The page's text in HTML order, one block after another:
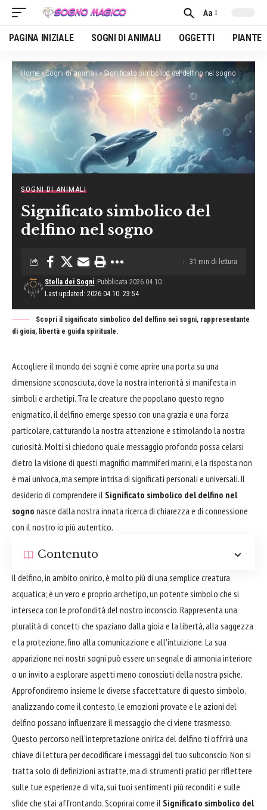
Font
Resizer
Aa
PAGINA INIZIALE SOGNI DI ANIMALI OGGETTI PIANTE
Home»Sogni di animali»Significato simbolico del delfino nel sogno
SOGNI DI ANIMALI
Significato simbolico del
delfino nel sogno
Last updated: 2026.04.10. 23:54
Stella dei Sogni Pubblicata 2026.04.10.
31 min di lettura
Scopri il significato simbolico del delfino nei sogni, rappresentante
di gioia, libertà e guida spirituale.
Accogliere il mondo dei sogni è come aprire una porta su una
dimensione sconosciuta, dove la nostra interiorità si manifesta in
simboli e archetipi. Tra le creature che popolano questo regno
enigmatico, il delfino emerge spesso con una grazia e una forza
particolare, catturando la nostra attenzione e stimolando la nostra
curiosità. Molti si chiedono quale messaggio profondo possa celarsi
dietro la visione di questi magnifici mammiferi marini, e la risposta non
è mai univoca, ma sempre intrisa di significati personali e universali. Il
desiderio di comprendere il Significato simbolico del delfino nel
sogno nasce dalla nostra innata ricerca di chiarezza e di connessione
con il nostro io più autentico.
Contenuto
Il delfino, in ambito onirico, è molto più di una semplice creatura
acquatica; è un vero e proprio archetipo, un potente simbolo che si
interseca con le profondità del nostro inconscio. Rappresenta una
pluralità di concetti che spaziano dalla gioia e la libertà, alla saggezza
e la protezione, fino alla comunicazione e all'intuizione. La sua
apparizione nei nostri sogni può essere un segnale di armonia interiore
o un invito a esplorare aspetti meno conosciuti della nostra psiche.
Approfondiremo insieme le diverse sfaccettature di questo simbolo,
analizzando come il contesto, le emozioni provate e le azioni del
delfino possano influenzare il messaggio che ci viene trasmesso.
Questo percorso nell'interpretazione onirica del delfino ti offrirà una
chiave di lettura per decodificare i messaggi del tuo subconscio. Non si
tratta solo di definizioni astratte, ma di strumenti pratici per riflettere
sulle tue esperienze di vita, sui tuoi sentimenti più reconditi e sulle
sfide che stai affrontando. Scoprirai come il Significato simbolico del